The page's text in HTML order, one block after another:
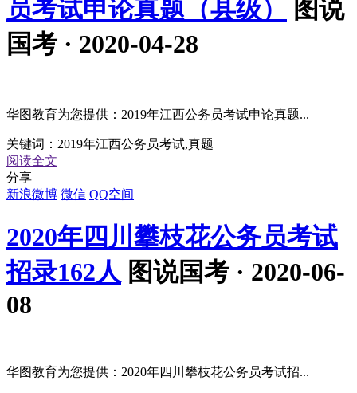
员考试申论真题（县级）
图说
国考 · 2020-04-28
华图教育为您提供：2019年江西公务员考试申论真题...
关键词： 2019年江西公务员考试,真题
阅读全文
分享
新浪微博 微信 QQ空间
2020年四川攀枝花公务员考试
招录162人 图说国考 · 2020-06-
08
华图教育为您提供：2020年四川攀枝花公务员考试招...